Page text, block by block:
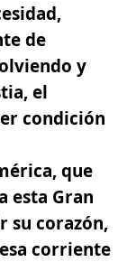
de
y
el
condición
que
esta Gran
su corazón,
corriente